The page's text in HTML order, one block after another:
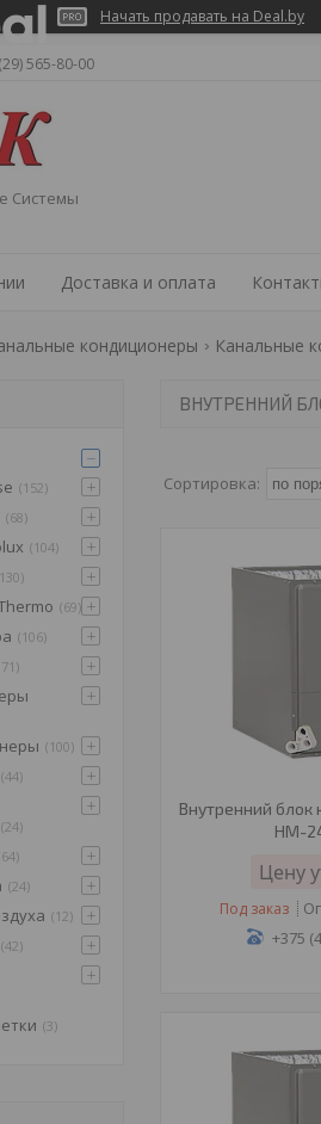
Начать продавать на Deal.by
565-80-00
Системы
Доставка и оплата
кондиционеры Канальные
ВНУТРЕННИЙ
Внутренний блок
HM-
Цену
Под заказ
+375
152
68
104
130
69
106
100
44
24
64
24
12
42
3